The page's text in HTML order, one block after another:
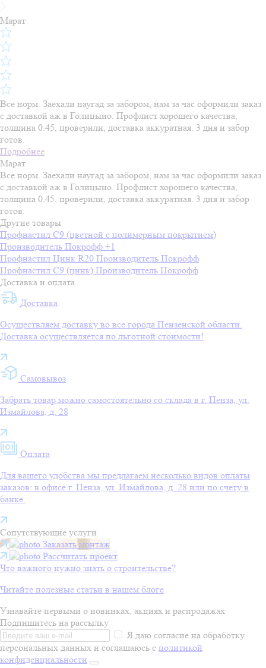
Марат
Все норм. Заехали наугад за забором, нам за час оформили заказ
с доставкой аж в Голицыно. Профлист хорошего качества,
толщина 0.45, проверили, доставка аккуратная. 3 дня и забор
готов.
Подробнее
Марат
Все норм. Заехали наугад за забором, нам за час оформили заказ
с доставкой аж в Голицыно. Профлист хорошего качества,
толщина 0.45, проверили, доставка аккуратная. 3 дня и забор
готов.
Другие товары
Профнастил С9 (цветной с полимерным покрытием)
Производитель Покрофф +1
Профнастил Цинк R20 Производитель Покрофф
Профнастил С9 (цинк) Производитель Покрофф
Доставка и оплата
Доставка
Осуществляем доставку во все города Пензенской области.
Доставка осуществляется по льготной стоимости!
Самовывоз
Забрать товар можно самостоятельно со склада в г. Пенза, ул.
Измайлова, д. 28
Оплата
Для вашего удобства мы предлагаем несколько видов оплаты
заказов: в офисе г. Пенза, ул. Измайлова, д. 28 или по счету в
банке.
Сопутствующие услуги
Заказать монтаж
Рассчитать проект
Что важного нужно знать о строительстве?
Читайте полезные статьи в нашем блоге
Узнавайте первыми о новинках, акциях и распродажах
Подпишитесь на рассылку
Я даю согласие на обработку
персональных данных и соглашаюсь с политикой
конфиденциальности